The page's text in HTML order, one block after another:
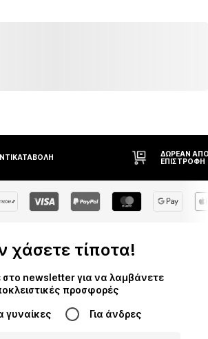
ΔΩΡΕΆΝ
ΕΠΙΣΤΡΟΦΉ
χάσετε τίποτα!
στο newsletter για να λαμβάνετε
προσφορές
γυναίκες Για άνδρες